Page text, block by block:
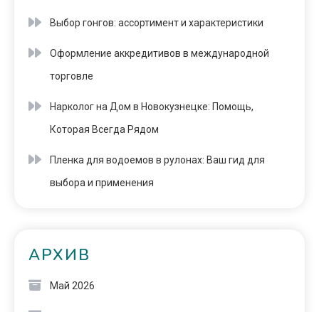
Выбор гонгов: ассортимент и характеристики
Оформление аккредитивов в международной
торговле
Нарколог на Дом в Новокузнецке: Помощь,
Которая Всегда Рядом
Пленка для водоемов в рулонах: Ваш гид для
выбора и применения
АРХИВ
Май 2026